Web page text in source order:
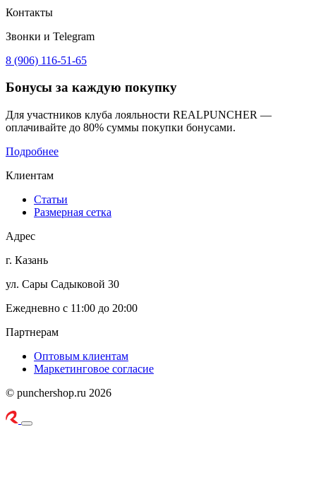
Контакты
Звонки и Telegram
8 (906) 116-51-65
Бонусы за каждую покупку
Для участников клуба лояльности REALPUNCHER —
оплачивайте до 80% суммы покупки бонусами.
Подробнее
Клиентам
Статьи
Размерная сетка
Адрес
г. Казань
ул. Сары Садыковой 30
Ежедневно с 11:00 до 20:00
Партнерам
Оптовым клиентам
Маркетинговое согласие
© punchershop.ru 2026